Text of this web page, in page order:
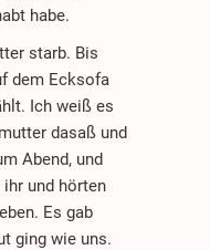
habe.
starb. Bis
dem Ecksofa
Ich weiß es
dasaß und
Abend, und
und hörten
Es gab
ging wie uns.